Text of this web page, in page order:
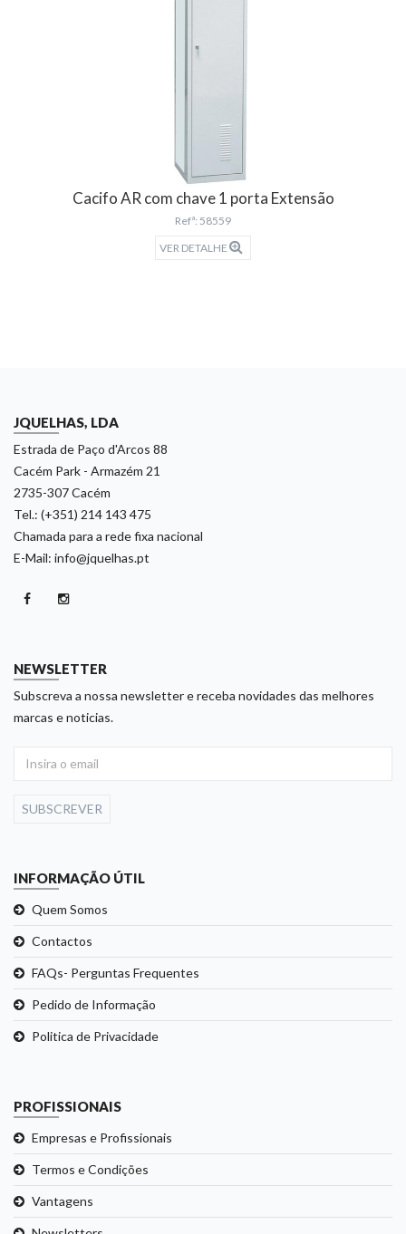
Cacifo AR com chave 1 porta Extensão
Refª: 58559
VER DETALHE
JQUELHAS, LDA
Estrada de Paço d'Arcos 88
Cacém Park - Armazém 21
2735-307 Cacém
Tel.: (+351) 214 143 475
Chamada para a rede fixa nacional
E-Mail: info@jquelhas.pt
NEWSLETTER
Subscreva a nossa newsletter e receba novidades das melhores
marcas e noticias.
SUBSCREVER
INFORMAÇÃO ÚTIL
Quem Somos
Contactos
FAQs- Perguntas Frequentes
Pedido de Informação
Politica de Privacidade
PROFISSIONAIS
Empresas e Profissionais
Termos e Condições
Vantagens